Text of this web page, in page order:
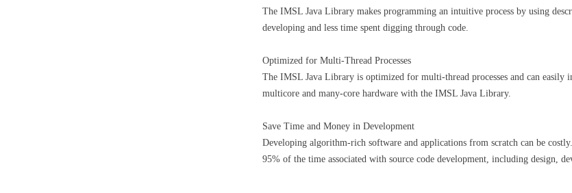
The IMSL Java Library makes programming an intuitive process by using
developing and less time spent digging through code.
Optimized for Multi-Thread Processes
The IMSL Java Library is optimized for multi-thread processes and can easily
multicore and many-core hardware with the IMSL Java Library.
Save Time and Money in Development
Developing algorithm-rich software and applications from scratch can be
95% of the time associated with source code development, including design,